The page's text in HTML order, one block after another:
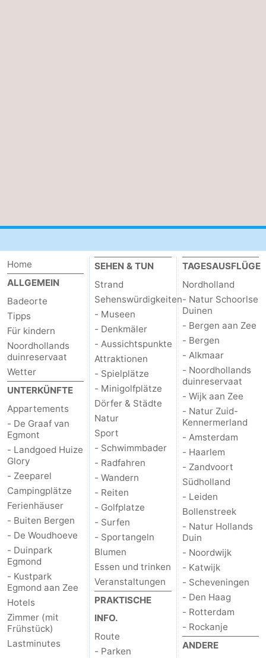
Home
ALLGEMEIN
Badeorte
Tipps
Für kindern
Noordhollands
duinreservaat
Wetter
UNTERKÜNFTE
Appartements
- De Graaf van
Egmont
- Landgoed Huize
Glory
- Zeeparel
Campingplätze
Ferienhäuser
- Buiten Bergen
- De Woudhoeve
- Duinpark
Egmond
- Kustpark
Egmond aan Zee
Hotels
Zimmer (mit
Frühstück)
Lastminutes
SEHEN & TUN
Strand
Sehenswürdigkeiten
- Museen
- Denkmäler
- Aussichtspunkte
Attraktionen
- Spielplätze
- Minigolfplätze
Dörfer & Städte
Natur
Sport
- Schwimmbader
- Radfahren
- Wandern
- Reiten
- Golfplatze
- Surfen
- Sportangeln
Blumen
Essen und trinken
Veranstaltungen
PRAKTISCHE
INFO.
Route
- Parken
TAGESAUSFLÜGE
Nordholland
- Natur Schoorlse
Duinen
- Bergen aan Zee
- Bergen
- Alkmaar
- Noordhollands
duinreservaat
- Wijk aan Zee
- Natur Zuid-
Kennermerland
- Amsterdam
- Haarlem
- Zandvoort
Südholland
- Leiden
Bollenstreek
- Natur Hollands
Duin
- Noordwijk
- Katwijk
- Scheveningen
- Den Haag
- Rotterdam
- Rockanje
ANDERE